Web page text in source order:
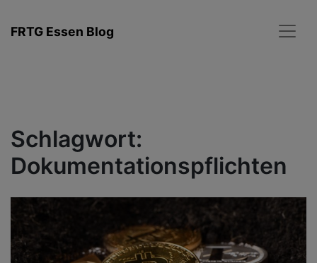
Inhalt
FRTG Essen Blog
Schlagwort:
Dokumentationspflichten